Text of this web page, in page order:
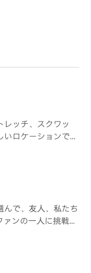
ッチ、スクワッ
ロケーションで楽
んで、友人、私たち
ンの一人に挑戦し